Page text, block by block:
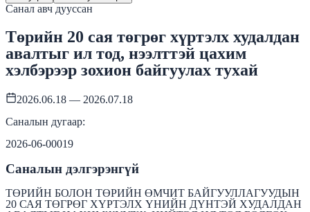
Санал авч дууссан
Төрийн 20 сая төгрөг хүртэлх худалдан
авалтыг ил тод, нээлттэй цахим
хэлбэрээр зохион байгуулах тухай
2026.06.18 — 2026.07.18
Саналын дугаар:
2026-06-00019
Саналын дэлгэрэнгүй
ТӨРИЙН БОЛОН ТӨРИЙН ӨМЧИТ БАЙГУУЛЛАГУУДЫН
20 САЯ ТӨГРӨГ ХҮРТЭЛХ ҮНИЙН ДҮНТЭЙ ХУДАЛДАН